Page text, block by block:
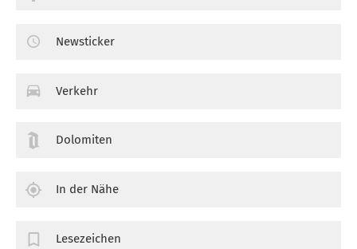
Newsticker
Verkehr
Dolomiten
In der Nähe
Lesezeichen